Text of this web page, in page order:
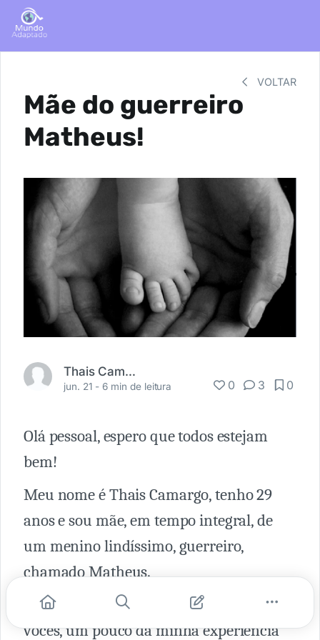
VOLTAR
Mãe do guerreiro
Matheus!
Thais Camargo
jun. 21 -6 min de leitura 0 3 0
Olá pessoal, espero que todos estejam
bem!
Meu nome é Thais Camargo, tenho 29
anos e sou mãe, em tempo integral, de
um menino lindíssimo, guerreiro,
chamado Matheus.
Peço permissão para compartilhar com
vocês, um pouco da minha experiência